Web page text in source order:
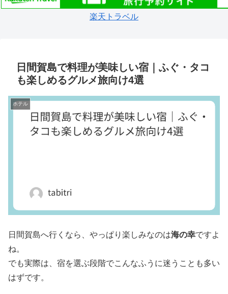
楽天トラベル
日間賀島で料理が美味しい宿｜ふぐ・タコ
も楽しめるグルメ旅向け4選
ホテル
日間賀島へ行くなら、やっぱり楽しみなのは海の幸ですよ
ね。
でも実際は、宿を選ぶ段階でこんなふうに迷うことも多い
はずです。